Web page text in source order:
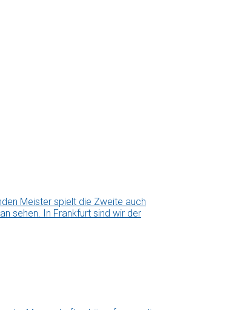
Meister spielt die Zweite auch
sehen. In Frankfurt sind wir der